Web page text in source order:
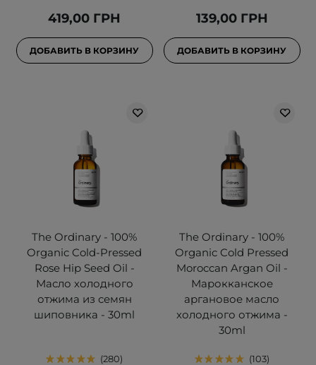
419,00 ГРН
ДОБАВИТЬ В КОРЗИНУ
139,00 ГРН
ДОБАВИТЬ В КОРЗИНУ
The Ordinary - 100%
Organic Cold-Pressed
Rose Hip Seed Oil -
Масло холодного
отжима из семян
шиповника - 30ml
280
The Ordinary - 100%
Organic Cold Pressed
Moroccan Argan Oil -
Марокканское
аргановое масло
холодного отжима -
30ml
103